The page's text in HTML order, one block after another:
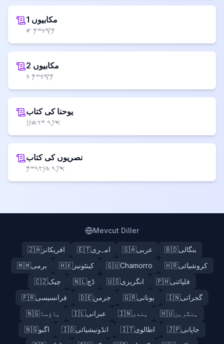
1 مکابیوں
𐤌𐤒𐤁𐤉𐤌 𐤀
2 مکابیوں
𐤌𐤒𐤁𐤉𐤌 𐤁
یوحنا کی کتاب
𐤎𐤐𐤓 𐤉𐤅𐤇𐤍𐤍
نصریوں کی کتاب
𐤎𐤐𐤓 𐤄𐤍𐤑𐤓𐤉𐤌
Mevcut Diller
🇿🇦 افریکانز 🇪🇹امہری 🇸🇦عربی 🇧🇩بنگالی
🇲🇲برمی 🇭🇰کینٹونیز 🇬🇺Chamorro 🇭🇷کروشیائی
🇨🇿چیک 🇳🇱ڈچ 🇺🇸انگریزی 🇵🇭فلپائنی
🇫🇷فرانسیسی 🇩🇪جرمن 🇬🇷یونانی 🇮🇳گجراتی
🇳🇬 ہاؤسا 🇮🇱عبرانی 🇮🇳ہندی 🇭🇺ہنگرین
🇳🇬اگبو 🇮🇩انڈونیشیائی 🇮🇹اطالوی 🇯🇵جاپانی